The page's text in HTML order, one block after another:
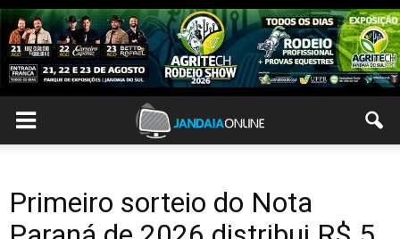
Primeiro sorteio do Nota